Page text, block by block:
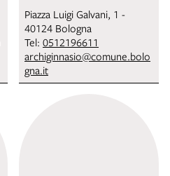
Piazza Luigi Galvani, 1 -
40124 Bologna
Tel: 0512196611
archiginnasio@comune.bolo
gna.it